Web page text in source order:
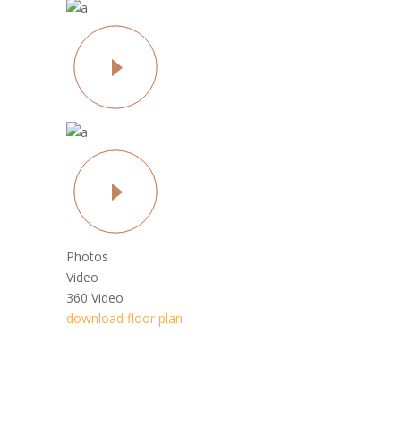
Photos
Video
360 Video
download floor plan